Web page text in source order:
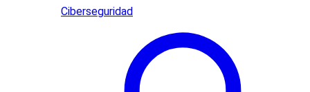
Ciberseguridad